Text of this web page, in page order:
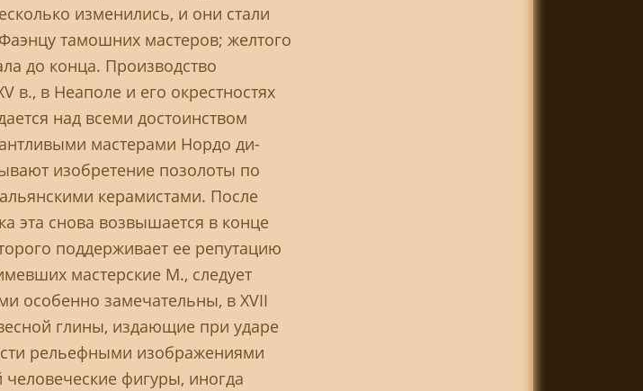
изменились, и они стали
тамошних мастеров; желтого
до конца. Производство
в., в Неаполе и его окрестностях
над всеми достоинством
мастерами Нордо ди-
изобретение позолоты по
керамистами. После
эта снова возвышается в конце
поддерживает ее репутацию
мастерские М., следует
особенно замечательны, в XVII
глины, издающие при ударе
рельефными изображениями
фигуры, иногда